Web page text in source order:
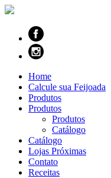
Home
Calcule sua Feijoada
Produtos
Produtos
Produtos
Catálogo
Catálogo
Lojas Próximas
Contato
Receitas